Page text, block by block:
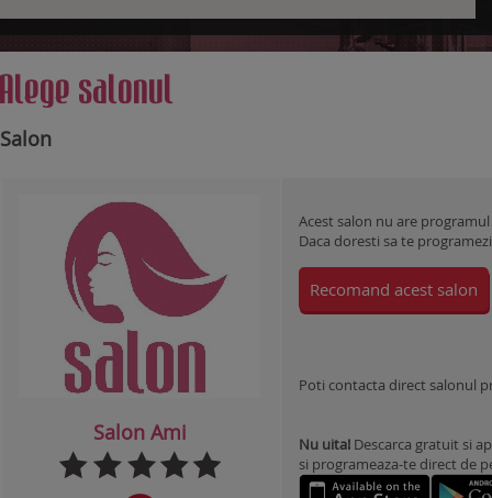
Alege salonul
Salon
Salon Ami
Acest salon nu are
Daca doresti sa te
Recomand acest salon
Poti contacta direct salonul
Nu uita! Descarca gratuit si
si programeaza-te direct de